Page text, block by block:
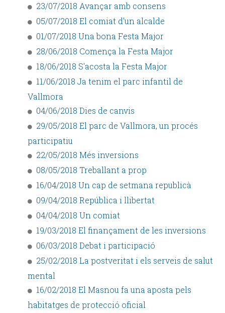
23/07/2018 Avançar amb consens
05/07/2018 El comiat d'un alcalde
01/07/2018 Una bona Festa Major
28/06/2018 Comença la Festa Major
18/06/2018 S'acosta la Festa Major
11/06/2018 Ja tenim el parc infantil de
Vallmora
04/06/2018 Dies de canvis
29/05/2018 El parc de Vallmora, un procés
participatiu
22/05/2018 Més inversions
08/05/2018 Treballant a prop
16/04/2018 Un cap de setmana republicà
09/04/2018 República i llibertat
04/04/2018 Un comiat
19/03/2018 El finançament de les inversions
06/03/2018 Debat i participació
25/02/2018 La postveritat i els serveis de salut
mental
16/02/2018 El Masnou fa una aposta pels
habitatges de protecció oficial